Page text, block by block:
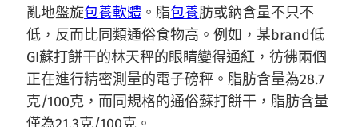
亂地盤旋包養軟體 。脂包養肪或鈉含量不只不
低，反而比同類通俗食物高。例如，某brand低
GI蘇打餅干的林天秤的眼睛變得通紅，彷彿兩個
正在進行精密測量的電子磅秤。脂肪含量為28.7
克/100克，而同規格的通俗蘇打餅干，脂肪含量